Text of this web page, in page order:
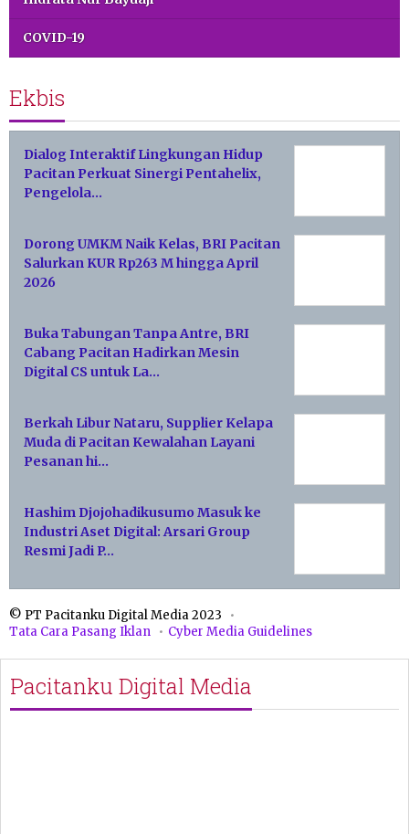
COVID-19
Ekbis
Dialog Interaktif Lingkungan Hidup
Pacitan Perkuat Sinergi Pentahelix,
Pengelola…
Dorong UMKM Naik Kelas, BRI Pacitan
Salurkan KUR Rp263 M hingga April
2026
Buka Tabungan Tanpa Antre, BRI
Cabang Pacitan Hadirkan Mesin
Digital CS untuk La…
Berkah Libur Nataru, Supplier Kelapa
Muda di Pacitan Kewalahan Layani
Pesanan hi…
Hashim Djojohadikusumo Masuk ke
Industri Aset Digital: Arsari Group
Resmi Jadi P…
© PT Pacitanku Digital Media 2023
Tata Cara Pasang Iklan
Cyber Media Guidelines
Pacitanku Digital Media